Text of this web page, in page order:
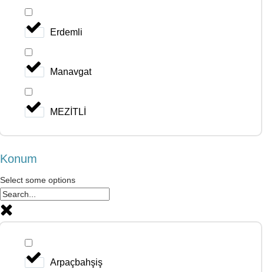
Erdemli
Manavgat
MEZİTLİ
Konum
Select some options
Arpaçbahşiş